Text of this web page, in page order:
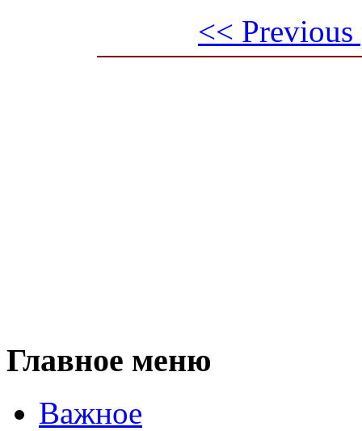
<< Previous
Главное меню
Важное